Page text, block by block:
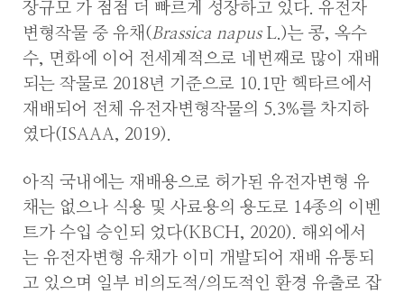
장규모 가 점점 더 빠르게 성장하고 있다. 유전자
변형작물 중 유채(Brassica napusL.)는 콩, 옥수
수, 면화에 이어 전세계적으로 네번째로 많이 재배
되는 작물로 2018년 기준으로 10.1만 헥타르에서
재배되어 전체 유전자변형작물의 5.3%를 차지하
였다(ISAAA, 2019).
아직 국내에는 재배용으로 허가된 유전자변형 유
채는 없으나 식용 및 사료용의 용도로 14종의 이벤
트가 수입 승인되 었다(KBCH, 2020). 해외에서
는 유전자변형 유채가 이미 개발되어 재배 유통되
고 있으며 일부 비의도적/의도적인 환경 유출로 잡